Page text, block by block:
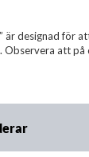
är designad för
Observera att